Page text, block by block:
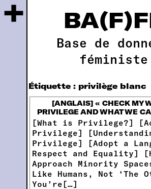
Base de
féministe
+
Étiquette : privilège blanc
[ANGLAIS] « CHECK MY
PRIVILEGE AND WHAT WE
[What is Privilege?]
Privilege]
Privilege] [Adopt a
Respect and Equality]
Approach Minority
Like Humans, Not ‘The
You’re[…]